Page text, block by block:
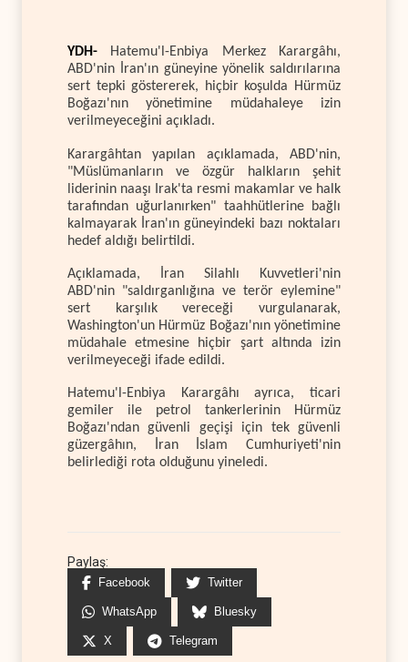
YDH- Hatemu'l-Enbiya Merkez Karargâhı,
ABD'nin İran'ın güneyine yönelik saldırılarına
sert tepki göstererek, hiçbir koşulda Hürmüz
Boğazı'nın yönetimine müdahaleye izin
verilmeyeceğini açıkladı.
Karargâhtan yapılan açıklamada, ABD'nin,
"Müslümanların ve özgür halkların şehit
liderinin naaşı Irak'ta resmi makamlar ve halk
tarafından uğurlanırken" taahhütlerine bağlı
kalmayarak İran'ın güneyindeki bazı noktaları
hedef aldığı belirtildi.
Açıklamada, İran Silahlı Kuvvetleri'nin
ABD'nin "saldırganlığına ve terör eylemine"
sert karşılık vereceği vurgulanarak,
Washington'un Hürmüz Boğazı'nın yönetimine
müdahale etmesine hiçbir şart altında izin
verilmeyeceği ifade edildi.
Hatemu'l-Enbiya Karargâhı ayrıca, ticari
gemiler ile petrol tankerlerinin Hürmüz
Boğazı'ndan güvenli geçişi için tek güvenli
güzergâhın, İran İslam Cumhuriyeti'nin
belirlediği rota olduğunu yineledi.
Paylaş:
Facebook Twitter
WhatsApp Bluesky
X Telegram